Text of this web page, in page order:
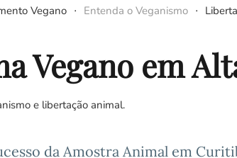
Vegano Entenda o Veganismo
Vegano em
e libertação animal.
da Amostra Animal em